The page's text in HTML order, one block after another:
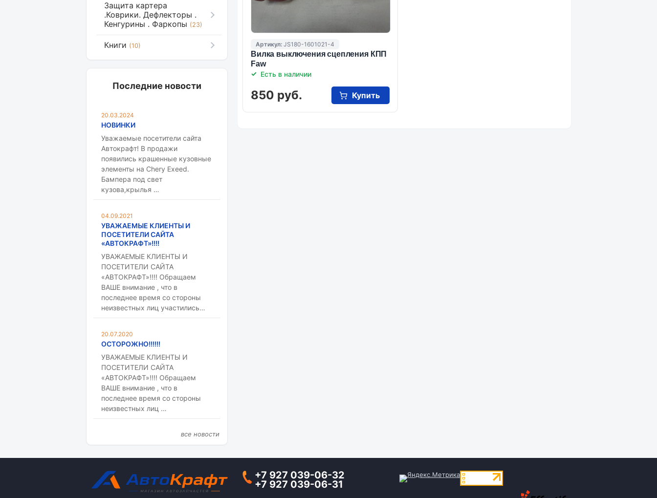
Артикул: JS180-1601021-4
Вилка выключения сцепления КПП
Faw
Есть в наличии
850 руб. Купить
Защита картера
.Коврики. Дефлекторы .
Кенгурины . Фаркопы (23)
Книги (10)
Последние новости
20.03.2024
НОВИНКИ
Уважаемые посетители сайта
Автокрафт! В продажи
появились крашенные кузовные
элементы на Chery Exeed.
Бампера под свет
кузова,крылья …
04.09.2021
УВАЖАЕМЫЕ КЛИЕНТЫ И
ПОСЕТИТЕЛИ САЙТА
«АВТОКРАФТ»!!!!
УВАЖАЕМЫЕ КЛИЕНТЫ И
ПОСЕТИТЕЛИ САЙТА
«АВТОКРАФТ»!!!! Обращаем
ВАШЕ внимание , что в
последнее время со стороны
неизвестных лиц участились…
20.07.2020
ОСТОРОЖНО!!!!!!
УВАЖАЕМЫЕ КЛИЕНТЫ И
ПОСЕТИТЕЛИ САЙТА
«АВТОКРАФТ»!!!! Обращаем
ВАШЕ внимание , что в
последнее время со стороны
неизвестных лиц …
все новости
+7 927 039-06-32
+7 927 039-06-31